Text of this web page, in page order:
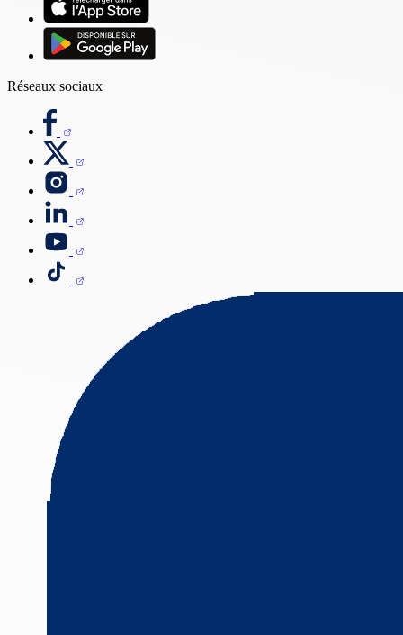
Réseaux sociaux